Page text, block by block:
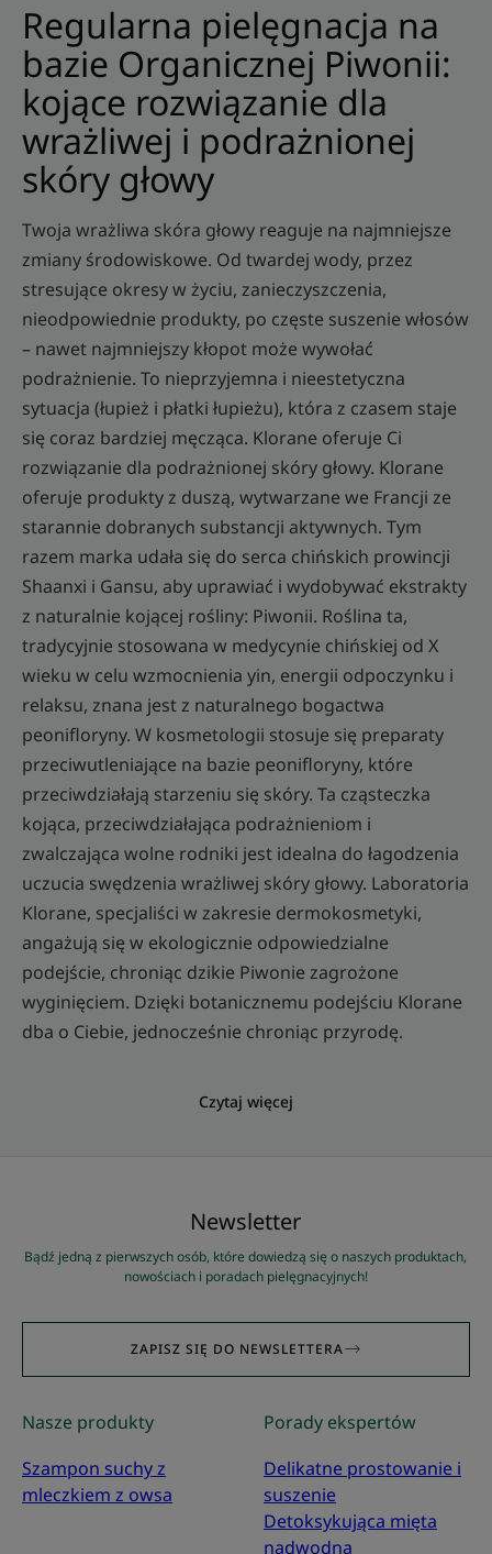
Regularna pielęgnacja na
bazie Organicznej Piwonii:
kojące rozwiązanie dla
wrażliwej i podrażnionej
skóry głowy
Twoja wrażliwa skóra głowy reaguje na najmniejsze
zmiany środowiskowe. Od twardej wody, przez
stresujące okresy w życiu, zanieczyszczenia,
nieodpowiednie produkty, po częste suszenie włosów
– nawet najmniejszy kłopot może wywołać
podrażnienie. To nieprzyjemna i nieestetyczna
sytuacja (łupież i płatki łupieżu), która z czasem staje
się coraz bardziej męcząca. Klorane oferuje Ci
rozwiązanie dla podrażnionej skóry głowy. Klorane
oferuje produkty z duszą, wytwarzane we Francji ze
starannie dobranych substancji aktywnych. Tym
razem marka udała się do serca chińskich prowincji
Shaanxi i Gansu, aby uprawiać i wydobywać ekstrakty
z naturalnie kojącej rośliny: Piwonii. Roślina ta,
tradycyjnie stosowana w medycynie chińskiej od X
wieku w celu wzmocnienia yin, energii odpoczynku i
relaksu, znana jest z naturalnego bogactwa
peonifloryny. W kosmetologii stosuje się preparaty
przeciwutleniające na bazie peonifloryny, które
przeciwdziałają starzeniu się skóry. Ta cząsteczka
kojąca, przeciwdziałająca podrażnieniom i
zwalczająca wolne rodniki jest idealna do łagodzenia
uczucia swędzenia wrażliwej skóry głowy. Laboratoria
Klorane, specjaliści w zakresie dermokosmetyki,
angażują się w ekologicznie odpowiedzialne
podejście, chroniąc dzikie Piwonie zagrożone
wyginięciem. Dzięki botanicznemu podejściu Klorane
dba o Ciebie, jednocześnie chroniąc przyrodę.
Czytaj więcej
Dbaj o siebie, naturalnie !
Newsletter
Bądź jedną z pierwszych osób, które dowiedzą się o naszych produktach,
nowościach i poradach pielęgnacyjnych!
ZAPISZ SIĘ DO NEWSLETTERA
Nasze produkty
Szampon suchy z
mleczkiem z owsa
Porady ekspertów
Delikatne prostowanie i
suszenie
Detoksykująca mięta
nadwodna